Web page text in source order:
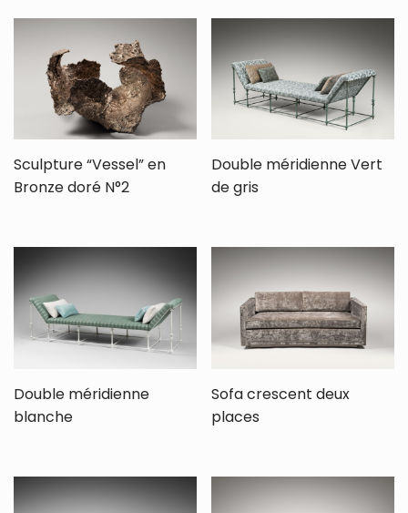
Sculpture “Vessel” en
Bronze doré N°2
Double méridienne Vert
de gris
Double méridienne
blanche
Sofa crescent deux
places